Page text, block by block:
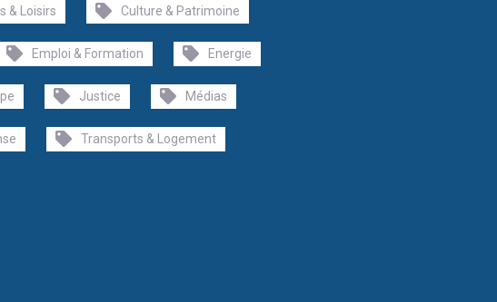
& Loisirs Culture & Patrimoine
Emploi & Formation Energie
Justice Médias
Transports & Logement